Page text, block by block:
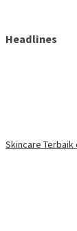
Headlines
Skincare Terbaik